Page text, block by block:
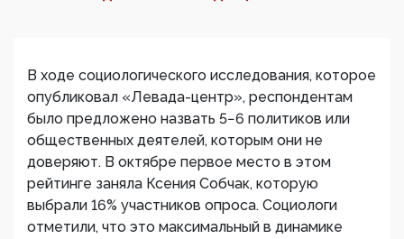
В ходе социологического исследования, которое
опубликовал «Левада-центр», респондентам
было предложено назвать 5−6 политиков или
общественных деятелей, которым они не
доверяют. В октябре первое место в этом
рейтинге заняла Ксения Собчак, которую
выбрали 16% участников опроса. Социологи
отметили, что это максимальный в динамике